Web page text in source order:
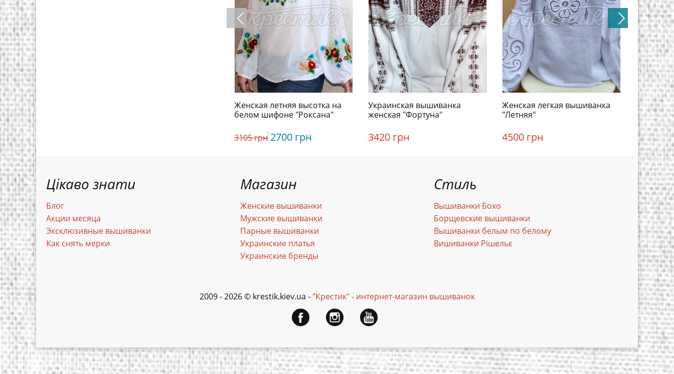
Женская летняя высотка на
белом шифоне "Роксана"
3105 грн 2700 грн
Украинская вышиванка
женская "Фортуна"
3420 грн
Женская легкая вышиванка
"Летняя"
4500 грн
Женская
женская
3825
Цікаво знати
Блог
Акции месяца
Эксклюзивные вышиванки
Как снять мерки
Магазин
Женские вышиванки
Мужские вышиванки
Парные вышиванки
Украинские платья
Украинские бренды
Стиль
Вышиванки Бохо
Борщевские вышиванки
Вышиванки белым по белому
Вишиванки Рішельє
2009 - 2026 © krestik.kiev.ua - "Крестик" - интернет-магазин вышиванок